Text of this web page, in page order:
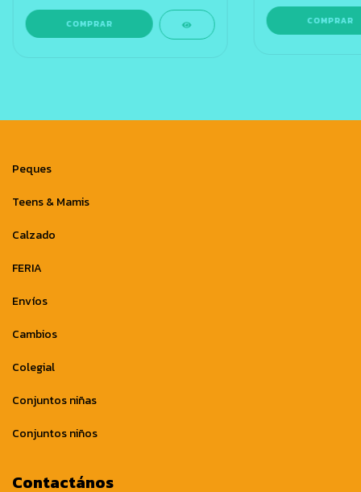
COMPRAR COMPRAR
Peques
Teens & Mamis
Calzado
FERIA
Envíos
Cambios
Colegial
Conjuntos niñas
Conjuntos niños
Contactános